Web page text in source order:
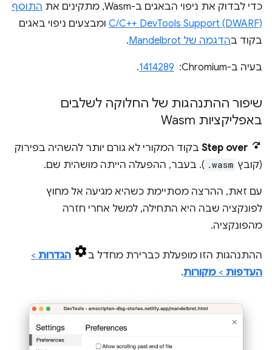
כדי לבדוק את ניפוי הבאגים ב-Wasm, מתקינים את
התוסף
C/C++ DevTools Support (DWARF) ומבצעים ניפוי באגים
בקוד בהדגמה של Mandelbrot .
בעיה ב-Chromium: ‏ 1414289
.
שיפור ההתנהגות של החלוקה לשלבים
באפליקציות Wasm
Step over בקוד המקורי לא גורם יותר להשהיה בפירוק
(קובץ .wasm ). בעבר, ההפעלה הייתה מושהית שם.
עם זאת, ההרצה מסתיימת כשהיא מגיעה אל מחוץ
לפונקציה שבה היא התחילה, למשל אחרי חזרה
מהפונקציה.
ההתנהגות הזו מופעלת כברירת מחדל ב הגדרות >
העדפות > מקורות.